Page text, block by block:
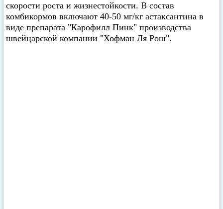
скорости роста и жизнестойкости. В состав
комбикормов включают 40-50 мг/кг астаксантина в
виде препарата "Карофилл Пинк" производства
швейцарской компании "Хофман Ля Рош".